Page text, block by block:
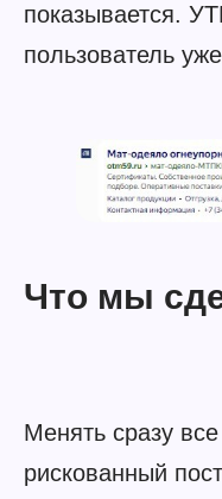
показывается.
пользователь
Что мы
Менять сразу
рискованный